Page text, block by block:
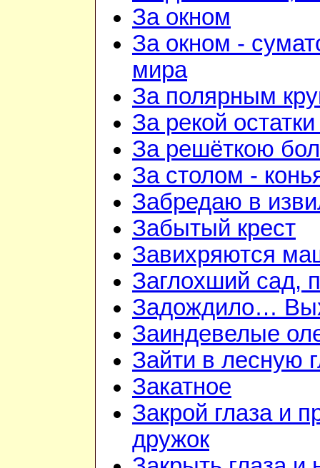
За окном
За окном -
мира
За полярным
За рекой
За решёткою
За столом -
Забредаю в
Забытый крест
Завихряются
Заглохший сад,
Задождило…
Заиндевелые
Зайти в лесную
Закатное
Закрой глаза и
дружок